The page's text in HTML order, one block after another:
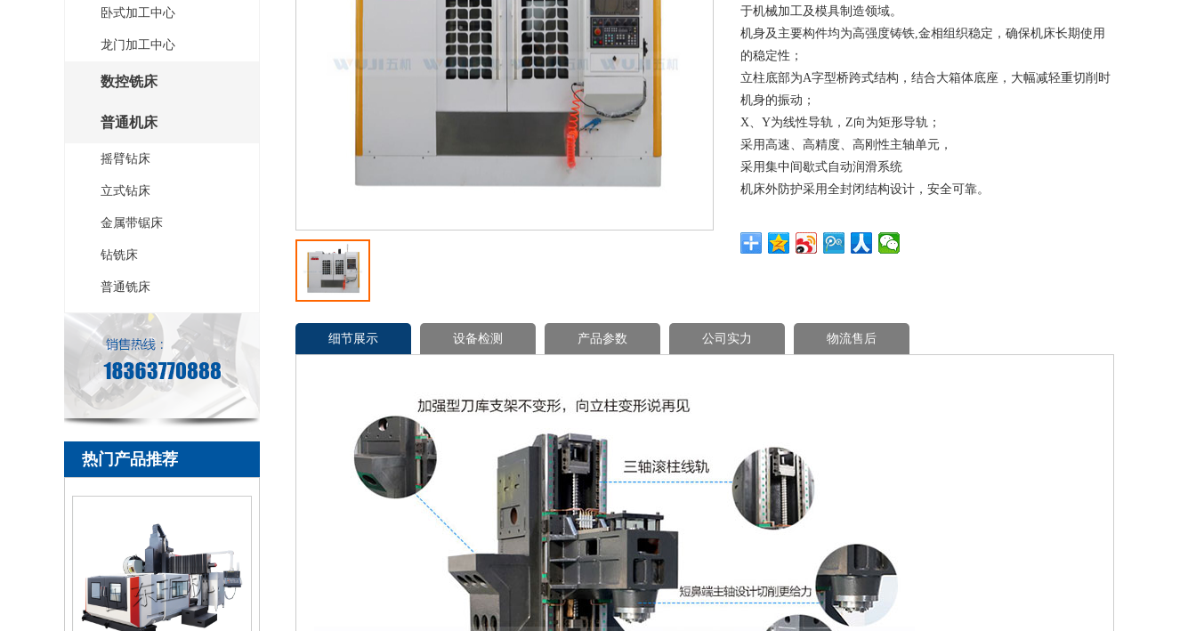
卧式加工中心
龙门加工中心
数控铣床
普通机床
摇臂钻床
立式钻床
金属带锯床
钻铣床
普通铣床
热门产品推荐
于机械加工及模具制造领域。
机身及主要构件均为高强度铸铁,金相组织稳定，确保机床长期使用
的稳定性；
立柱底部为A字型桥跨式结构，结合大箱体底座，大幅减轻重切削时
机身的振动；
X、Y为线性导轨，Z向为矩形导轨；
采用高速、高精度、高刚性主轴单元，
采用集中间歇式自动润滑系统
机床外防护采用全封闭结构设计，安全可靠。
细节展示 设备检测 产品参数 公司实力 物流售后